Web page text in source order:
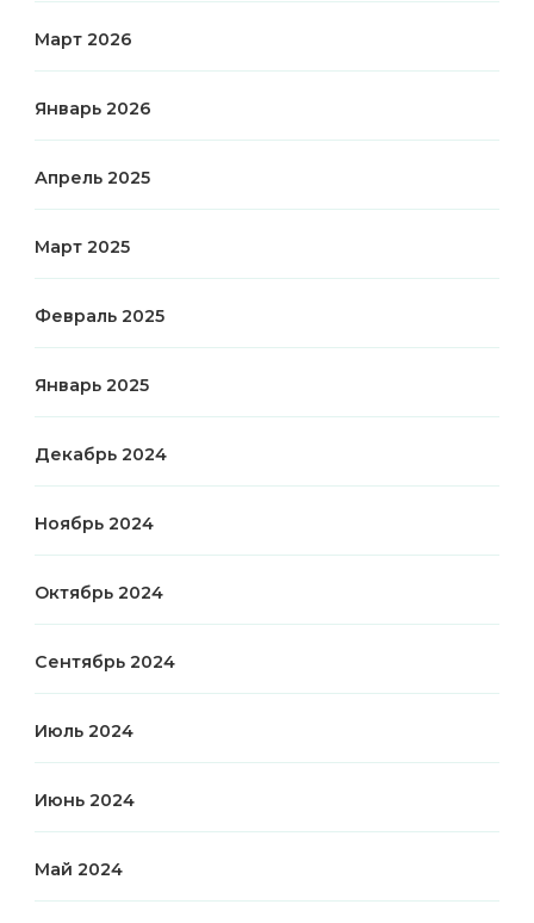
Март 2026
Январь 2026
Апрель 2025
Март 2025
Февраль 2025
Январь 2025
Декабрь 2024
Ноябрь 2024
Октябрь 2024
Сентябрь 2024
Июль 2024
Июнь 2024
Май 2024